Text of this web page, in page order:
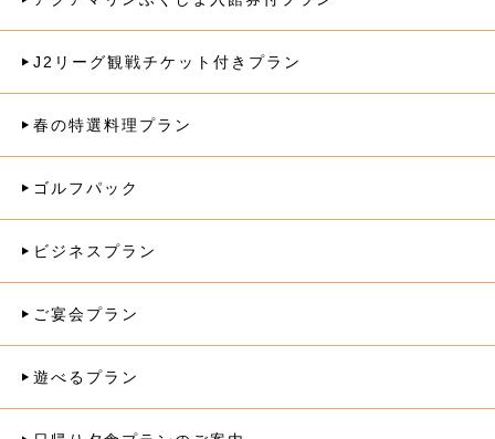
J2リーグ観戦チケット付きプラン
春の特選料理プラン
ゴルフパック
ビジネスプラン
ご宴会プラン
遊べるプラン